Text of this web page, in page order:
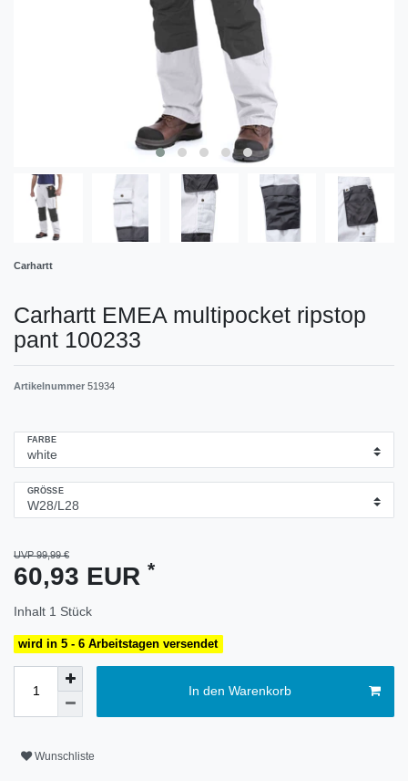
Carhartt
Carhartt EMEA multipocket ripstop
pant 100233
Artikelnummer 51934
FARBE
GRÖSSE
UVP 99,99 €
60,93 EUR *
Inhalt 1 Stück
wird in 5 - 6 Arbeitstagen versendet
In den Warenkorb
Wunschliste